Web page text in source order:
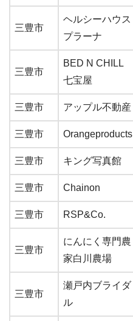
三豊市
ヘルシーハウス
プラーナ
三豊市
BED N CHILL
七宝屋
三豊市 アップル不動産
三豊市 Orangeproducts
三豊市 キング写真館
三豊市 Chainon
三豊市 RSP&Co.
三豊市
にんにく専門農
家白川農場
三豊市
瀬戸内ブライダ
ル